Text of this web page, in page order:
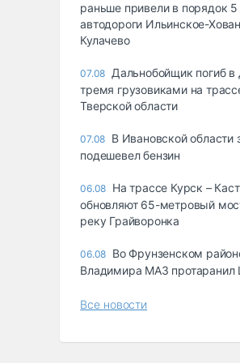
раньше привели в порядок
автодороги Ильинское-
Кулачево
07.08 Дальнобойщик погиб
тремя грузовиками на
Тверской области
07.08 В Ивановской области
подешевел бензин
06.08 На трассе Курск –
обновляют 65-метровый
реку Грайворонка
06.08 Во Фрунзенском
Владимира МАЗ протаранил
Все новости